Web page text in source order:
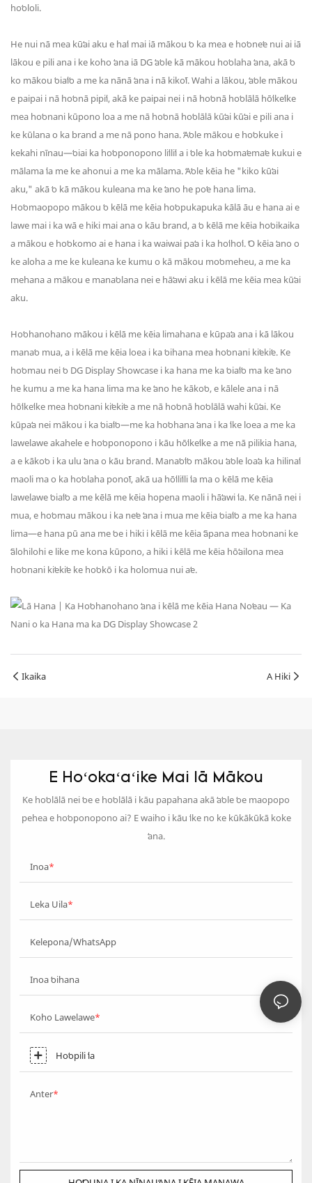
hoʻololi.
He nui nā mea kūʻai aku e haʻi mai iā mākou ʻo ka mea e hoʻoneʻe nui ai iā
lākou e pili ana i ke koho ʻana iā DG ʻaʻole kā mākou hoʻolaha ʻana, akā ʻo
ko mākou ʻoiaʻiʻo a me ka nānā ʻana i nā kikoʻī. Wahi a lākou, ʻaʻole mākou
e paipai i nā hoʻonā pipiʻi, akā ke paipai nei i nā hoʻonā hoʻolālā hōʻikeʻike
mea hoʻonani kūpono loa a me nā hoʻonā hoʻolālā kūʻai kūʻai e pili ana i
ke kūlana o ka brand a me nā pono hana. ʻAʻole mākou e hoʻokuke i
kekahi nīnau—ʻoiai ka hoʻoponopono liʻiliʻi a i ʻole ka hoʻomaʻemaʻe kukui e
mālama ʻia me ke ahonui a me ka mālama. ʻAʻole kēia he "kiko kūʻai
aku," akā ʻo kā mākou kuleana ma ke ʻano he poʻe hana lima.
Hoʻomaopopo mākou ʻo kēlā me kēia hoʻopukapuka kālā āu e hana ai e
lawe mai i ka wā e hiki mai ana o kāu brand, a ʻo kēlā me kēia hoʻoikaika
a mākou e hoʻokomo ai e hana i ka waiwai paʻa i ka hoʻihoʻi. ʻO kēia ʻano o
ke aloha a me ke kuleana ke kumu o kā mākou moʻomeheu, a me ka
mehana a mākou e manaʻolana nei e hāʻawi aku i kēlā me kēia mea kūʻai
aku.
Hoʻohanohano mākou i kēlā me kēia limahana e kūpaʻa ana i kā lākou
manaʻo mua, a i kēlā me kēia loea i ka ʻoihana mea hoʻonani kiʻekiʻe. Ke
hoʻomau nei ʻo DG Display Showcase i ka hana me ka ʻoiaʻiʻo ma ke ʻano
he kumu a me ka hana lima ma ke ʻano he kākoʻo, e kālele ana i nā
hōʻikeʻike mea hoʻonani kiʻekiʻe a me nā hoʻonā hoʻolālā wahi kūʻai. Ke
kūpaʻa nei mākou i ka ʻoiaʻiʻo—me ka hoʻohana ʻana i ka ʻike loea a me ka
lawelawe akahele e hoʻoponopono i kāu hōʻikeʻike a me nā pilikia hana,
a e kākoʻo i ka ulu ʻana o kāu brand. Manaʻoʻiʻo mākou ʻaʻole loaʻa ka hilinaʻi
maoli ma o ka hoʻolaha ponoʻī, akā ua hōʻiliʻili ʻia ma o kēlā me kēia
lawelawe ʻoiaʻiʻo a me kēlā me kēia hopena maoli i hāʻawi ʻia. Ke nānā nei i
mua, e hoʻomau mākou i ka neʻe ʻana i mua me kēia ʻoiaʻiʻo a me ka hana
lima—e hana pū ana me ʻoe i hiki i kēlā me kēia ʻāpana mea hoʻonani ke
ʻālohilohi e like me kona kūpono, a hiki i kēlā me kēia hōʻailona mea
hoʻonani kiʻekiʻe ke hoʻokō i ka holomua nui aʻe.
Ikaika A Hiki
E Hoʻokaʻaʻike Mai Iā Mākou
Ke hoʻolālā nei ʻoe e hoʻolālā i kāu papahana akā ʻaʻole ʻoe maopopo
pehea e hoʻoponopono ai? E waiho i kāu ʻike no ke kūkākūkā koke
ʻana.
Inoa
Leka Uila
Kelepona/WhatsApp
Inoa ʻoihana
Koho Lawelawe
Hoʻopili ʻia
Anter